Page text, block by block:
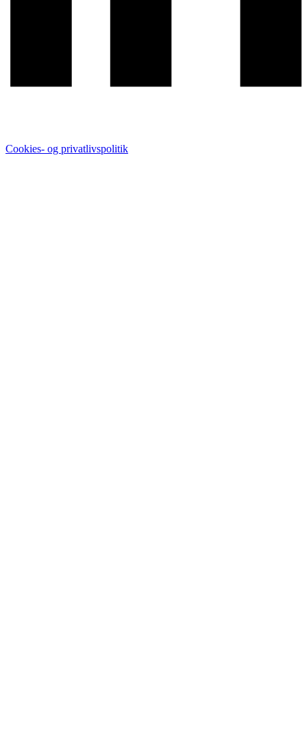
Cookies- og privatlivspolitik